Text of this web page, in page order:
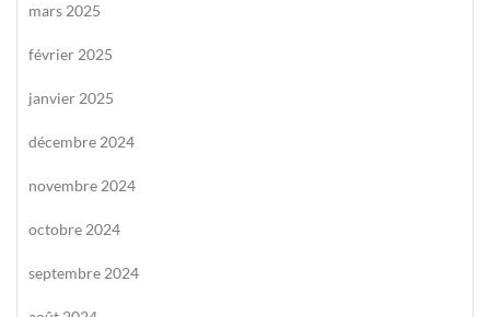
mars 2025
février 2025
janvier 2025
décembre 2024
novembre 2024
octobre 2024
septembre 2024